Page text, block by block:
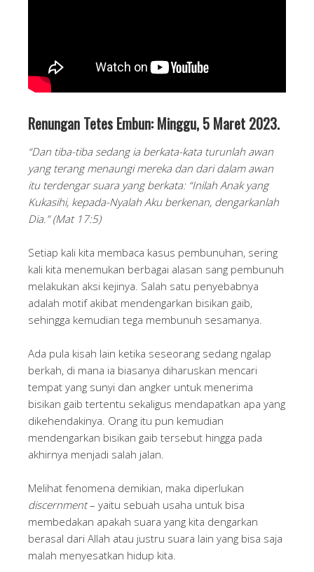
Renungan Tetes Embun: Minggu, 5 Maret 2023.
“Dan tiba-tiba sedang ia berkata-kata turunlah awan
yang terang menaungi mereka dan dari dalam awan
itu terdengar suara yang berkata: “Inilah Anak yang
Kukasihi, kepada-Nyalah Aku berkenan, dengarkanlah
Dia.” (Mat 17:5)
Setiap kali kita membaca kasus pembunuhan, sering
kali kita menemukan berbagai alasan sang pembunuh
melakukan aksi kejinya. Salah satu penyebabnya
adalah motif akibat mendengarkan bisikan gaib,
sehingga kemudian tega membunuh sesamanya.
Ada pula kisah lain ketika seseorang sedang ngalap
berkah, di mana ia biasanya diharuskan mencari
tempat yang sunyi dan angker untuk menerima
bisikan gaib tertentu sekaligus mendapatkan apa yang
dikehendakinya. Orang itu pun kemudian
mendengarkan bisikan gaib tersebut hingga pada
akhirnya menjadi salah jalan.
Melihat fenomena demikian, maka diperlukan
discernment– yaitu sebuah usaha untuk bisa
membedakan apakah suara yang kita dengarkan
berasal dari Allah atau justru suara lain yang bisa saja
malah menyesatkan hidup kita.